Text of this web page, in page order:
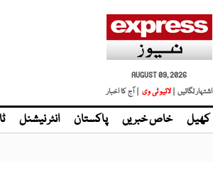
AUGUST 09, 2026
اشتہار لگائیں | لائیو ٹی وی | آج کا اخبار
کھیل خاص خبریں پاکستان انٹر نیشنل